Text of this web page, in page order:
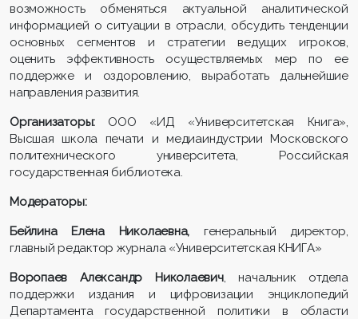
возможность обменяться актуальной аналитической
информацией о ситуации в отрасли, обсудить тенденции
основных сегментов и стратегии ведущих игроков,
оценить эффективность осуществляемых мер по ее
поддержке и оздоровлению, выработать дальнейшие
направления развития.
Организаторы: ООО «ИД «Университетская Книга»,
Высшая школа печати и медиаиндустрии Московского
политехнического университета, Российская
государственная библиотека.
Модераторы:
Бейлина Елена Николаевна,
генеральный директор,
главный редактор журнала «Университетская КНИГА»
Воропаев Александр Николаевич, начальник отдела
поддержки издания и цифровизации энциклопедий
Департамента государственной политики в области